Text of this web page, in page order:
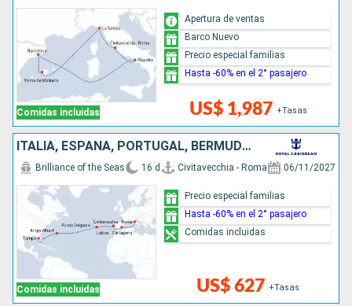
Comidas incluidas US$ 1,987 +Tasas
Apertura de ventas
Barco Nuevo
Precio especial familias
Hasta -60% en el 2° pasajero
ITALIA, ESPAÑA, PORTUGAL, BERMUDAS, ESTADOS UNIDOS
Comidas incluidas
Brilliance of the Seas 16 d Civitavecchia - Roma 06/11/2027
US$ 627 +Tasas
Precio especial familias
Hasta -60% en el 2° pasajero
Comidas incluidas